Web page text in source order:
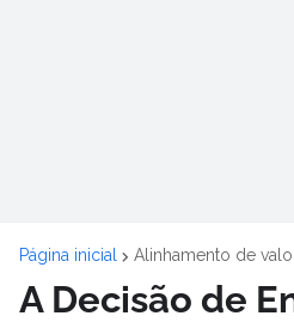
Página inicial Alinhamento de
A Decisão de